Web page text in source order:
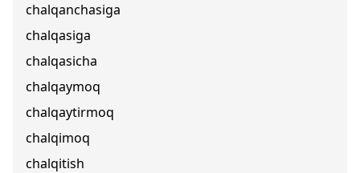
chalqanchasiga
chalqasiga
chalqasicha
chalqaymoq
chalqaytirmoq
chalqimoq
chalqitish